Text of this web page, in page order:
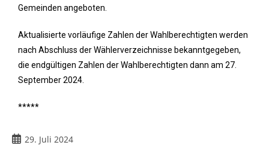
Gemeinden angeboten.
Aktualisierte vorläufige Zahlen der Wahlberechtigten werden
nach Abschluss der Wählerverzeichnisse bekanntgegeben,
die endgültigen Zahlen der Wahlberechtigten dann am 27.
September 2024.
*****
29. Juli 2024